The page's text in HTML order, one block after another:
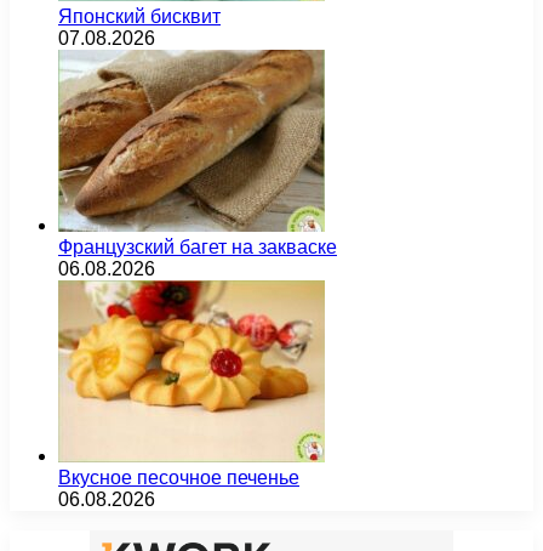
Японский бисквит
07.08.2026
Французский багет на закваске
06.08.2026
Вкусное песочное печенье
06.08.2026